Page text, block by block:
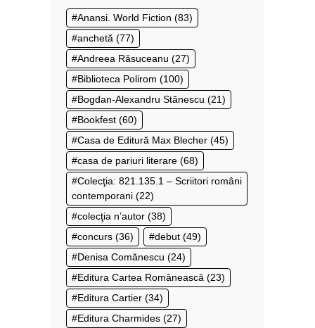
Anansi. World Fiction (83)
anchetă (77)
Andreea Răsuceanu (27)
Biblioteca Polirom (100)
Bogdan-Alexandru Stănescu (21)
Bookfest (60)
Casa de Editură Max Blecher (45)
casa de pariuri literare (68)
Colecţia: 821.135.1 – Scriitori români
contemporani (22)
colecţia n’autor (38)
concurs (36) debut (49)
Denisa Comănescu (24)
Editura Cartea Românească (23)
Editura Cartier (34)
Editura Charmides (27)